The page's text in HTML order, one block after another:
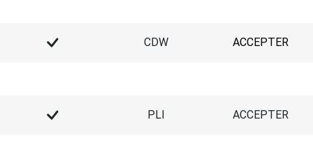
CDW ACCEPTER
PLI ACCEPTER